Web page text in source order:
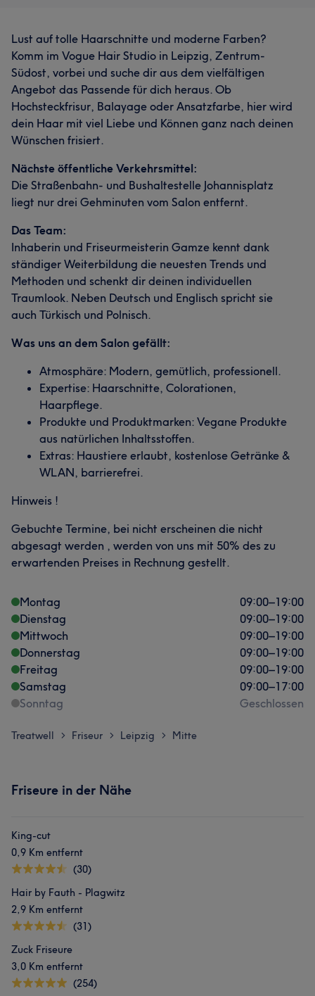
Lust auf tolle Haarschnitte und moderne Farben?
Komm im Vogue Hair Studio in Leipzig, Zentrum-
Südost, vorbei und suche dir aus dem vielfältigen
Angebot das Passende für dich heraus. Ob
Hochsteckfrisur, Balayage oder Ansatzfarbe, hier wird
dein Haar mit viel Liebe und Können ganz nach deinen
Wünschen frisiert.
Nächste öffentliche Verkehrsmittel:
Die Straßenbahn- und Bushaltestelle Johannisplatz
liegt nur drei Gehminuten vom Salon entfernt.
Das Team:
Inhaberin und Friseurmeisterin Gamze kennt dank
ständiger Weiterbildung die neuesten Trends und
Methoden und schenkt dir deinen individuellen
Traumlook. Neben Deutsch und Englisch spricht sie
auch Türkisch und Polnisch.
Was uns an dem Salon gefällt:
Atmosphäre: Modern, gemütlich, professionell.
Expertise: Haarschnitte, Colorationen,
Haarpflege.
Produkte und Produktmarken: Vegane Produkte
aus natürlichen Inhaltsstoffen.
Extras: Haustiere erlaubt, kostenlose Getränke &
WLAN, barrierefrei.
Hinweis !
Gebuchte Termine, bei nicht erscheinen die nicht
abgesagt werden , werden von uns mit 50% des zu
erwartenden Preises in Rechnung gestellt.
Montag 09:00–19:00
Dienstag
09:00–19:00
Mittwoch
09:00–19:00
Donnerstag
09:00–19:00
Freitag
09:00–19:00
Samstag
09:00–17:00
Sonntag
Geschlossen
Treatwell > Friseur > Leipzig > Mitte
Friseure in der Nähe
King-cut
0,9 Km entfernt
(30)
Hair by Fauth - Plagwitz
2,9 Km entfernt
(31)
Zuck Friseure
3,0 Km entfernt
(254)